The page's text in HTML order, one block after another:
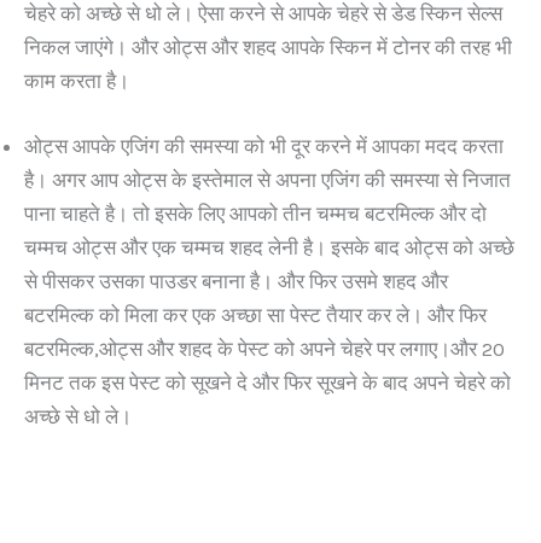
चेहरे को अच्छे से धो ले। ऐसा करने से आपके चेहरे से डेड स्किन सेल्स
निकल जाएंगे। और ओट्स और शहद आपके स्किन में टोनर की तरह भी
काम करता है।
ओट्स आपके एजिंग की समस्या को भी दूर करने में आपका मदद करता
है। अगर आप ओट्स के इस्तेमाल से अपना एजिंग की समस्या से निजात
पाना चाहते है। तो इसके लिए आपको तीन चम्मच बटरमिल्क और दो
चम्मच ओट्स और एक चम्मच शहद लेनी है। इसके बाद ओट्स को अच्छे
से पीसकर उसका पाउडर बनाना है। और फिर उसमे शहद और
बटरमिल्क को मिला कर एक अच्छा सा पेस्ट तैयार कर ले। और फिर
बटरमिल्क,ओट्स और शहद के पेस्ट को अपने चेहरे पर लगाए।और 20
मिनट तक इस पेस्ट को सूखने दे और फिर सूखने के बाद अपने चेहरे को
अच्छे से धो ले।